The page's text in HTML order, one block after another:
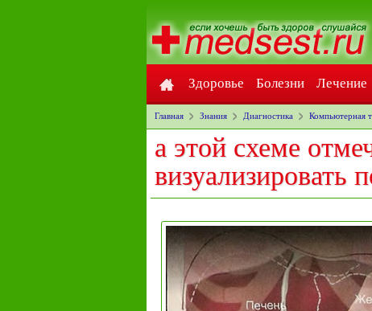
Здоровье Болезни Лечение
Главная Знания Диагностика Компьютерная
а этой схеме
визуализировать